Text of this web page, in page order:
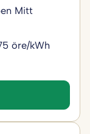
Mitt
öre/kWh